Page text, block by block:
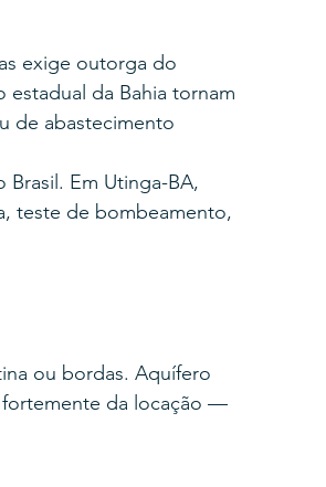
exige outorga do
estadual da Bahia tornam
de abastecimento
Brasil. Em Utinga-BA,
teste de bombeamento,
ou bordas. Aquífero
fortemente da locação —